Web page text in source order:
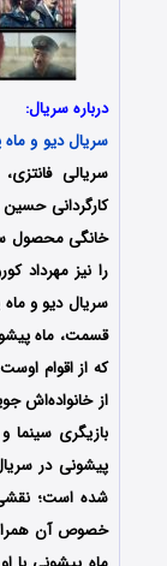
درباره سریال:
سریال دیو و
سریالی
کارگردانی
را نیزمهرداد
قسمت، ماه
که از اقوام
از خانواده‌اش
بازیگری سینما
پیشونی در
خصوص آن همراه